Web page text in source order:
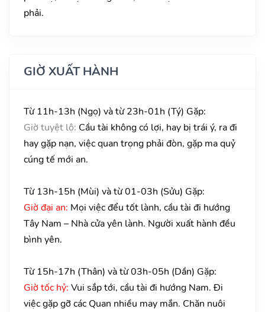
phải.
GIỜ XUẤT HÀNH
Từ 11h-13h (Ngọ) và từ 23h-01h (Tý) Gặp:
Giờ tuyệt lộ: Cầu tài không có lợi, hay bị trái ý, ra đi
hay gặp nạn, việc quan trọng phải đòn, gặp ma quỷ
cúng tế mới an.
Từ 13h-15h (Mùi) và từ 01-03h (Sửu) Gặp:
Giờ đại an: Mọi việc đểu tốt lành, cầu tài đi hướng
Tây Nam – Nhà cửa yên lành. Người xuất hành đều
bình yên.
Từ 15h-17h (Thân) và từ 03h-05h (Dần) Gặp:
Giờ tốc hỷ: Vui sắp tới, cầu tài đi hướng Nam. Đi
việc gặp gỡ các Quan nhiều may mắn. Chăn nuôi